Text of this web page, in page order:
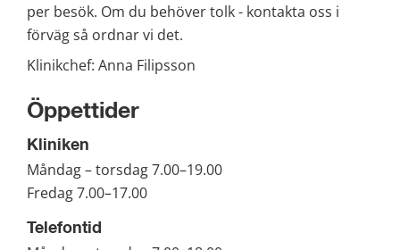
per besök. Om du behöver tolk - kontakta oss i
förväg så ordnar vi det.
Klinikchef: Anna Filipsson
Öppettider
Kliniken
Måndag – torsdag 7.00–19.00
Fredag 7.00–17.00
Telefontid